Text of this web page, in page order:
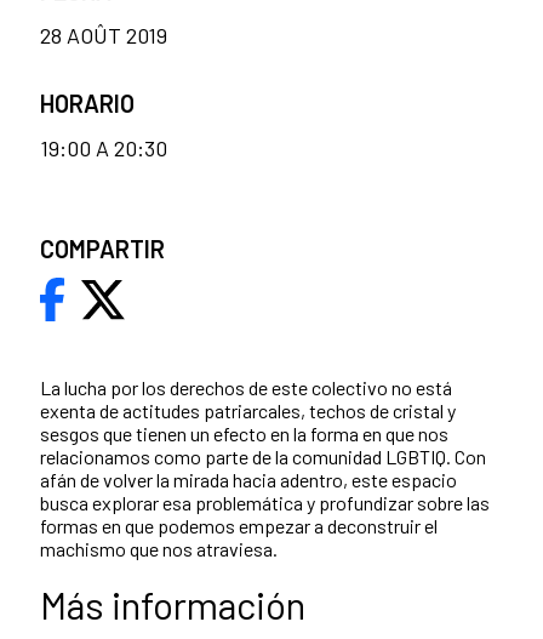
La lucha por los derechos de este colectivo no está
exenta de actitudes patriarcales, techos de cristal y
sesgos que tienen un efecto en la forma en que nos
relacionamos como parte de la comunidad LGBTIQ. Con
afán de volver la mirada hacia adentro, este espacio
busca explorar esa problemática y profundizar sobre las
formas en que podemos empezar a deconstruir el
machismo que nos atraviesa.
Más información
28 AOÛT 2019
HORARIO
19:00 A 20:30
COMPARTIR